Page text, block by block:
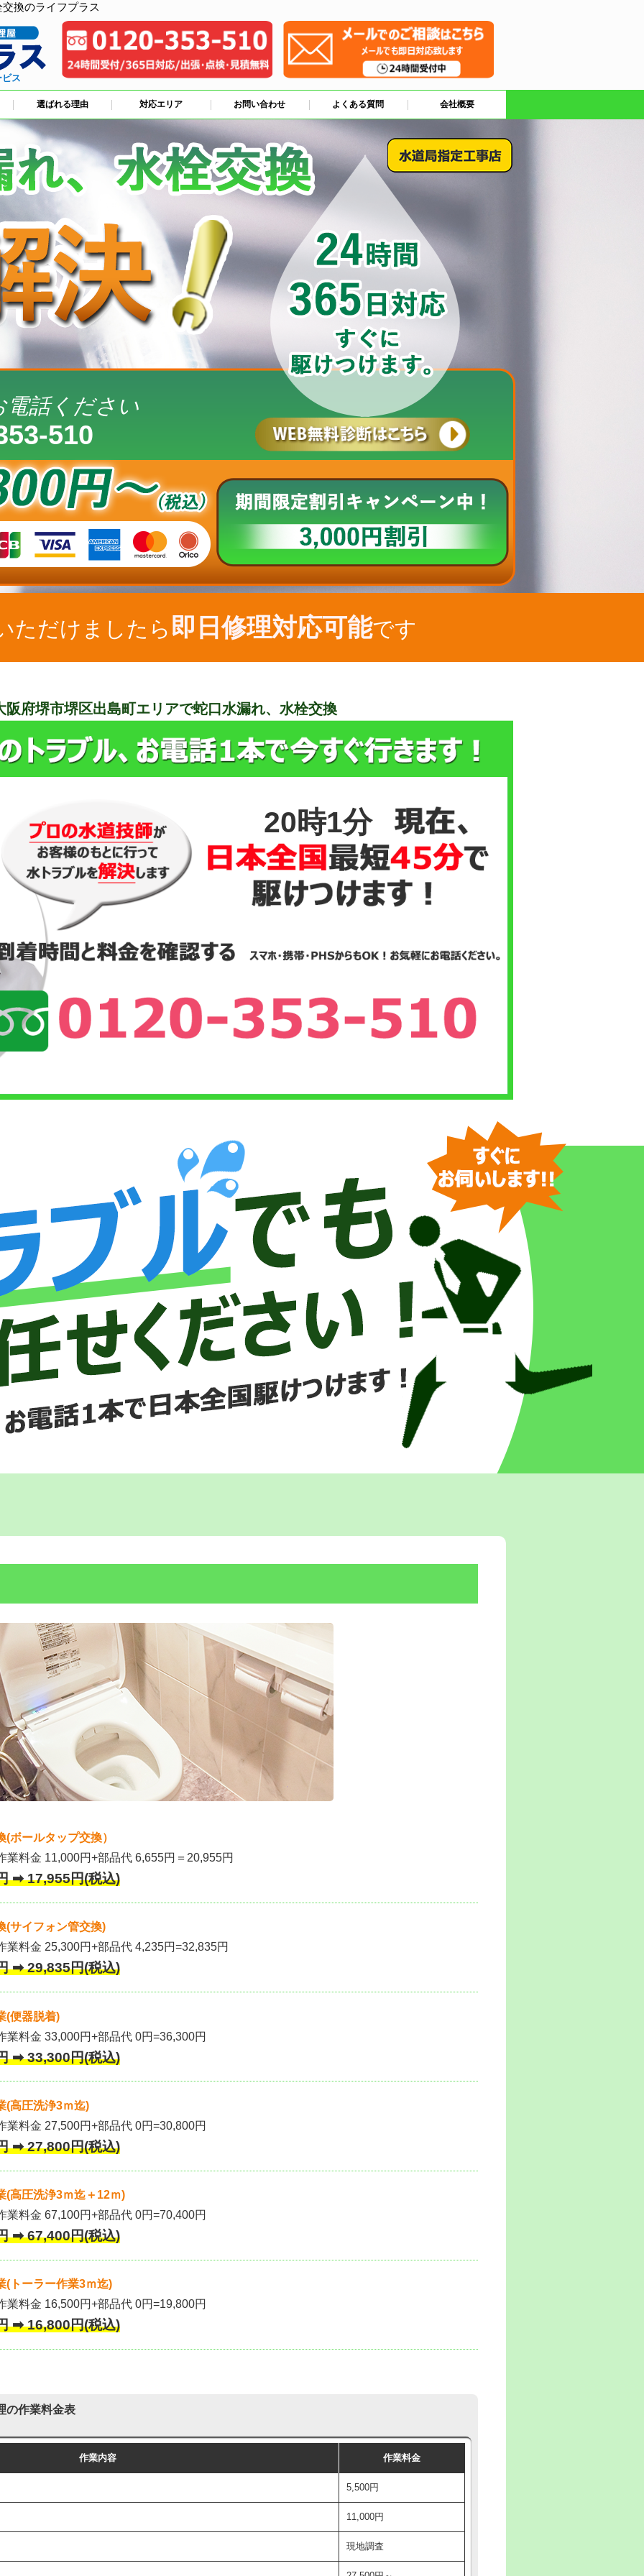
換のライフプラス
ス
選ばれる理由 対応エリア お問い合わせ よくある質問 会社概要
話ください
510
ただけましたら 即日修理対応可能です
阪府堺市堺区出島町エリアで蛇口水漏れ、水栓交換
20時1分
ボールタップ交換）
業料金 11,000円+部品代 6,655円＝20,955円
➡ 17,955円(税込)
(サイフォン管交換)
業料金 25,300円+部品代 4,235円=32,835円
➡ 29,835円(税込)
(便器脱着)
業料金 33,000円+部品代 0円=36,300円
➡ 33,300円(税込)
(高圧洗浄3ｍ迄)
業料金 27,500円+部品代 0円=30,800円
➡ 27,800円(税込)
(高圧洗浄3ｍ迄＋12ｍ)
業料金 67,100円+部品代 0円=70,400円
➡ 67,400円(税込)
(トーラー作業3ｍ迄)
業料金 16,500円+部品代 0円=19,800円
➡ 16,800円(税込)
の作業料金表
作業内容 作業料金
5,500円
11,000円
現地調査